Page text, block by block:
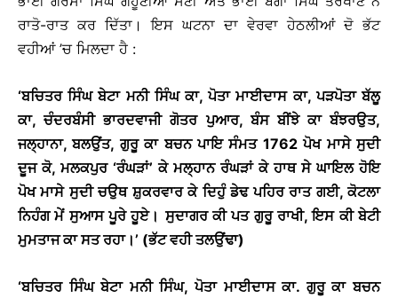
ਰਾਤੋ-ਰਾਤ ਕਰ ਦਿੱਤਾ। ਇਸ ਘਟਨਾ ਦਾ ਵੇਰਵਾ ਹੇਠਲੀਆਂ ਦੋ ਭੱਟ
ਵਹੀਆਂ ’ਚ ਮਿਲਦਾ ਹੈ :
‘ਬਚਿਤਰ ਸਿੰਘ ਬੇਟਾ ਮਨੀ ਸਿੰਘ ਕਾ, ਪੋਤਾ ਮਾਈਦਾਸ ਕਾ, ਪੜਪੋਤਾ ਬੱਲੂ
ਕਾ, ਚੰਦਰਬੰਸੀ ਭਾਰਦਵਾਜੀ ਗੋਤਰ ਪੁਆਰ, ਬੰਸ ਬੀਂਝੇ ਕਾ ਬੰਝਰਉਤ,
ਜਲ੍ਹਾਨਾ, ਬਲਉਂਤ, ਗੁਰੂ ਕਾ ਬਚਨ ਪਾਇ ਸੰਮਤ 1762 ਪੋਖ ਮਾਸੇ ਸੁਦੀ
ਦੂਜ ਕੋ, ਮਲਕਪੁਰ ‘ਰੰਘੜਾਂ’ ਕੇ ਮਲ੍ਹਾਨ ਰੰਘੜਾਂ ਕੇ ਹਾਥ ਸੇ ਘਾਇਲ ਹੋਇ
ਪੋਖ ਮਾਸੇ ਸੁਦੀ ਚਉਥ ਸ਼ੁਕਰਵਾਰ ਕੇ ਦਿਹੁੰ ਡੇਢ ਪਹਿਰ ਰਾਤ ਗਈ, ਕੋਟਲਾ
ਨਿਹੰਗ ਮੇਂ ਸੁਆਸ ਪੂਰੇ ਹੂਏ। ਸੁਦਾਗਰ ਕੀ ਪਤ ਗੁਰੂ ਰਾਖੀ, ਇਸ ਕੀ ਬੇਟੀ
ਮੁਮਤਾਜ ਕਾ ਸਤ ਰਹਾ।’ (ਭੱਟ ਵਹੀ ਤਲਉਂਢਾ)
‘ਬਚਿਤਰ ਸਿੰਘ ਬੇਟਾ ਮਨੀ ਸਿੰਘ, ਪੋਤਾ ਮਾਈਦਾਸ ਕਾ. ਗੁਰੂ ਕਾ ਬਚਨ